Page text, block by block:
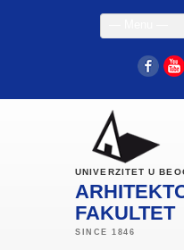
UNIVERZITET U
FAKULTET